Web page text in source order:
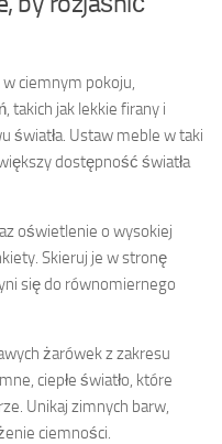
w ciemnym pokoju,
takich jak lekkie firany i
światła. Ustaw meble w taki
dostępność światła
oświetlenie o wysokiej
Skieruj je w stronę
się do równomiernego
żarówek z zakresu
ciepłe światło, które
Unikaj zimnych barw,
ciemności.